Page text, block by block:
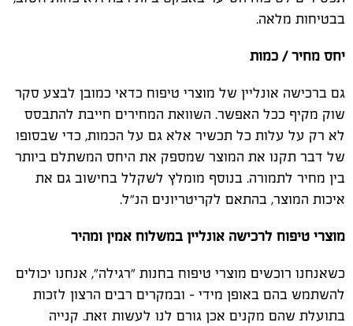
בבטיחות מלאה.
יחס מחיר / כמות
גם ברכישה אונליין של מוצרי טיפוח כדאי כמובן לבצע סקר
שוק מקיף ככל האפשר. השוואת המחירים חייבת להתבסס
לא רק על עלות כל תכשיר אלא גם על הכמות, כדי שבסופו
של דבר תקנו את המוצר שמספק את היחס המשתלם ביותר
בין מחיר לתמורה. בנוסף מומלץ לשקלל בחישוב גם את
איכות המוצר, בהתאם לקריטריונים הנ"ל.
מוצרי טיפוח לרכישה אונליין במשלוח אמין ומהיר
כשאנחנו רוכשים מוצרי טיפוח בחנות "רגילה", אנחנו יכולים
להשתמש בהם באופן מידי – ובמקרים רבים הרצון לזכות
בתועלת שהם מקנים אכן גורם לנו לעשות זאת. קנייה